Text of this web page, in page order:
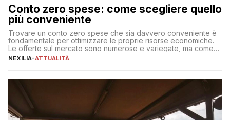
Conto zero spese: come scegliere quello
più conveniente
Trovare un conto zero spese che sia davvero conveniente è
fondamentale per ottimizzare le proprie risorse economiche.
Le offerte sul mercato sono numerose e variegate, ma come
individuare quella più adatta alle proprie esigenze senza
sul […]
NEXILIA-ATTUALITÀ